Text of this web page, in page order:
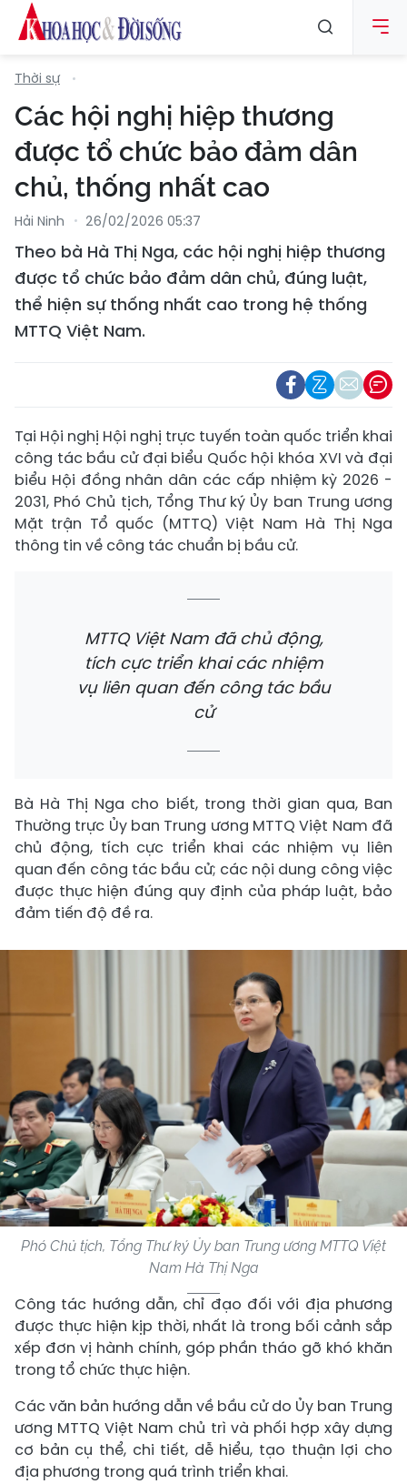
Thời sự
Các hội nghị hiệp thương
được tổ chức bảo đảm dân
chủ, thống nhất cao
Hải Ninh 26/02/2026 05:37
Theo bà Hà Thị Nga, các hội nghị hiệp thương
được tổ chức bảo đảm dân chủ, đúng luật,
thể hiện sự thống nhất cao trong hệ thống
MTTQ Việt Nam.
Tại Hội nghị Hội nghị trực tuyến toàn quốc triển khai
công tác bầu cử đại biểu Quốc hội khóa XVI và đại
biểu Hội đồng nhân dân các cấp nhiệm kỳ 2026 -
2031, Phó Chủ tịch, Tổng Thư ký Ủy ban Trung ương
Mặt trận Tổ quốc (MTTQ) Việt Nam Hà Thị Nga
thông tin về công tác chuẩn bị bầu cử.
MTTQ Việt Nam đã chủ động,
tích cực triển khai các nhiệm
vụ liên quan đến công tác bầu
cử
Bà Hà Thị Nga cho biết, trong thời gian qua, Ban
Thường trực Ủy ban Trung ương MTTQ Việt Nam đã
chủ động, tích cực triển khai các nhiệm vụ liên
quan đến công tác bầu cử; các nội dung công việc
được thực hiện đúng quy định của pháp luật, bảo
đảm tiến độ đề ra.
Phó Chủ tịch, Tổng Thư ký Ủy ban Trung ương MTTQ Việt
Nam Hà Thị Nga
Công tác hướng dẫn, chỉ đạo đối với địa phương
được thực hiện kịp thời, nhất là trong bối cảnh sắp
xếp đơn vị hành chính, góp phần tháo gỡ khó khăn
trong tổ chức thực hiện.
Các văn bản hướng dẫn về bầu cử do Ủy ban Trung
ương MTTQ Việt Nam chủ trì và phối hợp xây dựng
cơ bản cụ thể, chi tiết, dễ hiểu, tạo thuận lợi cho
địa phương trong quá trình triển khai.